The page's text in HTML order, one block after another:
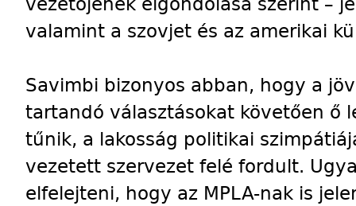
valamint a szovjet és az amerikai
Savimbi bizonyos abban, hogy a
tartandó választásokat követően ő
tűnik, a lakosság politikai
vezetett szervezet felé fordult.
elfelejteni, hogy az MPLA-nak is